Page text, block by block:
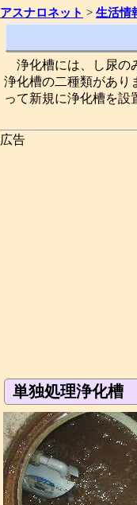
アスナロネット > 生活情
浄化槽には、し尿の
浄化槽の二種類があり
って新規に浄化槽を設
広告
単独処理浄化槽